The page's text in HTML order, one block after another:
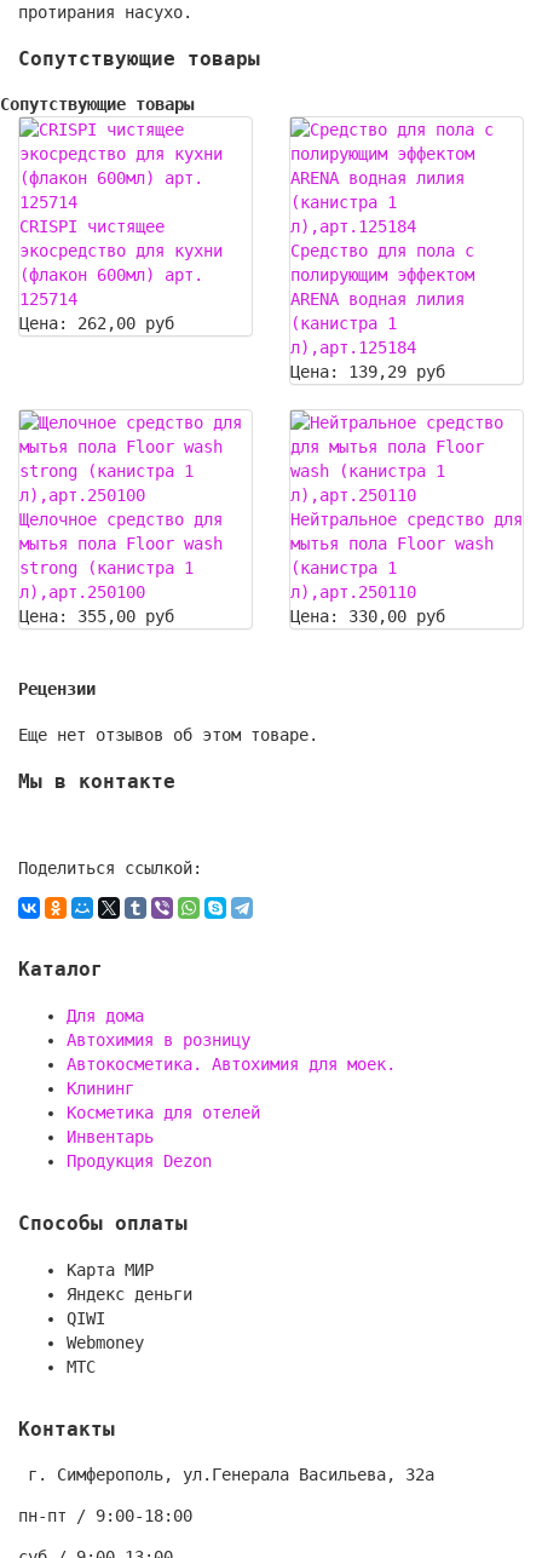
протирания насухо.
Сопутствующие товары
Сопутствующие товары
CRISPI чистящее
экосредство для кухни
(флакон 600мл) арт.
125714
Цена: 262,00 руб
Средство для пола с
полирующим эффектом
ARENA водная лилия
(канистра 1
л),арт.125184
Цена: 139,29 руб
Щелочное средство для
мытья пола Floor wash
strong (канистра 1
л),арт.250100
Цена: 355,00 руб
Нейтральное средство для
мытья пола Floor wash
(канистра 1
л),арт.250110
Цена: 330,00 руб
Рецензии
Еще нет отзывов об этом товаре.
Мы в контакте
Поделиться ссылкой:
Каталог
Для дома
Автохимия в розницу
Автокосметика. Автохимия для моек.
Клининг
Косметика для отелей
Инвентарь
Продукция Dezon
Способы оплаты
Карта МИР
Яндекс деньги
QIWI
Webmoney
МТС
Контакты
г. Симферополь, ул.Генерала Васильева, 32а
пн-пт / 9:00-18:00